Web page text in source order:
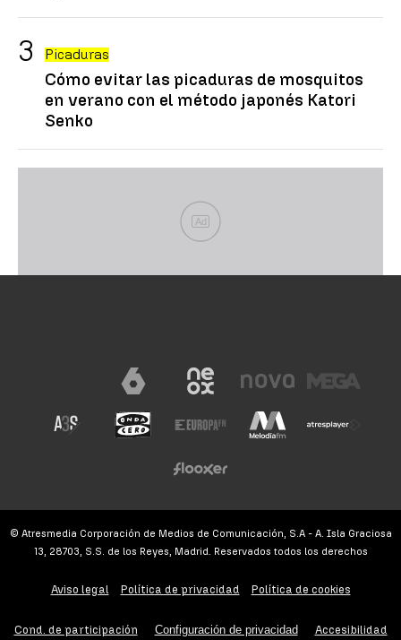
Picaduras
Cómo evitar las picaduras de mosquitos
en verano con el método japonés Katori
Senko
Ad
© Atresmedia Corporación de Medios de Comunicación, S.A - A. Isla Graciosa
13, 28703, S.S. de los Reyes, Madrid. Reservados todos los derechos
Aviso legal Política de privacidad Política de cookies
Cond. de participación Configuración de privacidad Accesibilidad